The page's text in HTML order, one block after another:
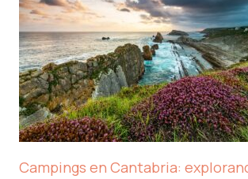
Campings en Cantabria: